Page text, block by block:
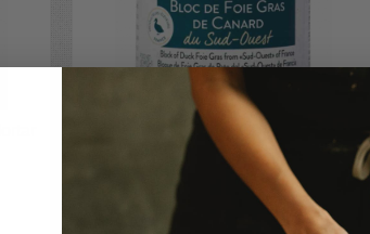
Foie Gras anklever IGP 100g Clos
En klassisk fransk delikatess